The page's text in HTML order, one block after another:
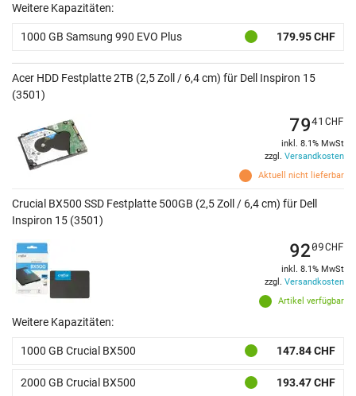
Weitere Kapazitäten:
1000 GB Samsung 990 EVO Plus 179.95 CHF
Acer HDD Festplatte 2TB (2,5 Zoll / 6,4 cm) für Dell Inspiron 15
(3501)
Aktuell nicht lieferbar
7941 CHF
inkl. 8.1% MwSt
zzgl. Versandkosten
Crucial BX500 SSD Festplatte 500GB (2,5 Zoll / 6,4 cm) für Dell
Inspiron 15 (3501)
Artikel verfügbar
9209CHF
inkl. 8.1% MwSt
zzgl. Versandkosten
Weitere Kapazitäten:
1000 GB Crucial BX500 147.84 CHF
2000 GB Crucial BX500 193.47 CHF